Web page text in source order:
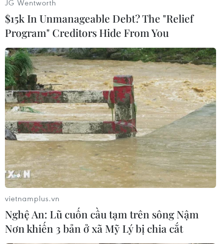
#VIA Motors #Ôtô điện eREV #NAIAS Mỹ
Theo dõi VietnamPlus
TIN CÙNG CHUYÊN MỤC
JG Wentworth
$15k In Unmanageable Debt? The "Relief
Program" Creditors Hide From You
vietnamplus.vn
Nghệ An: Lũ cuốn cầu tạm trên sông Nậm
Nơn khiến 3 bản ở xã Mỹ Lý bị chia cắt